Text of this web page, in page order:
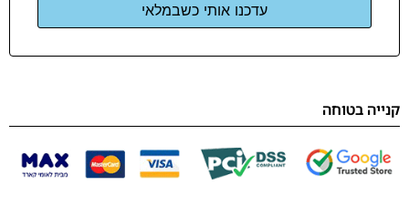
עדכנו אותי כשבמלאי
קנייה בטוחה